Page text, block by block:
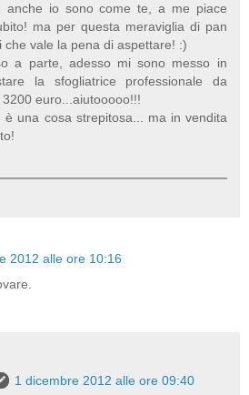
anche io sono come te, a me piace
ma per questa meraviglia di pan
che vale la pena di aspettare! :)
a parte, adesso mi sono messo in
la sfogliatrice professionale da
euro...aiutooooo!!!
è una cosa strepitosa... ma in vendita
2012 alle ore 10:16
1 dicembre 2012 alle ore 09:40